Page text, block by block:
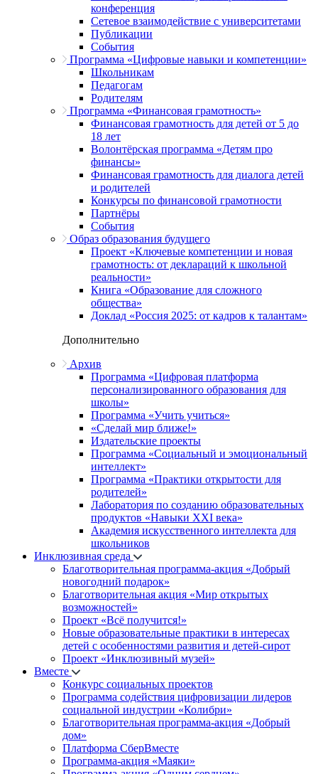
конференция
Сетевое взаимодействие с университетами
Публикации
События
Программа «Цифровые навыки и компетенции»
Школьникам
Педагогам
Родителям
Программа «Финансовая грамотность»
Финансовая грамотность для детей от 5 до
18 лет
Волонтёрская программа «Детям про
финансы»
Финансовая грамотность для диалога детей
и родителей
Конкурсы по финансовой грамотности
Партнёры
События
Образ образования будущего
Проект «Ключевые компетенции и новая
грамотность: от деклараций к школьной
реальности»
Книга «Образование для сложного
общества»
Доклад «Россия 2025: от кадров к талантам»
Дополнительно
Архив
Программа «Цифровая платформа
персонализированного образования для
школы»
Программа «Учить учиться»
«Сделай мир ближе!»
Издательские проекты
Программа «Социальный и эмоциональный
интеллект»
Программа «Практики открытости для
родителей»
Лаборатория по созданию образовательных
продуктов «Навыки XXI века»
Академия искусственного интеллекта для
школьников
Инклюзивная среда
Благотворительная программа-акция «Добрый
новогодний подарок»
Благотворительная акция «Мир открытых
возможностей»
Проект «Всё получится!»
Новые образовательные практики в интересах
детей с особенностями развития и детей-сирот
Проект «Инклюзивный музей»
Вместе
Конкурс социальных проектов
Программа содействия цифровизации лидеров
социальной индустрии «Колибри»
Благотворительная программа-акция «Добрый
дом»
Платформа СберВместе
Программа-акция «Маяки»